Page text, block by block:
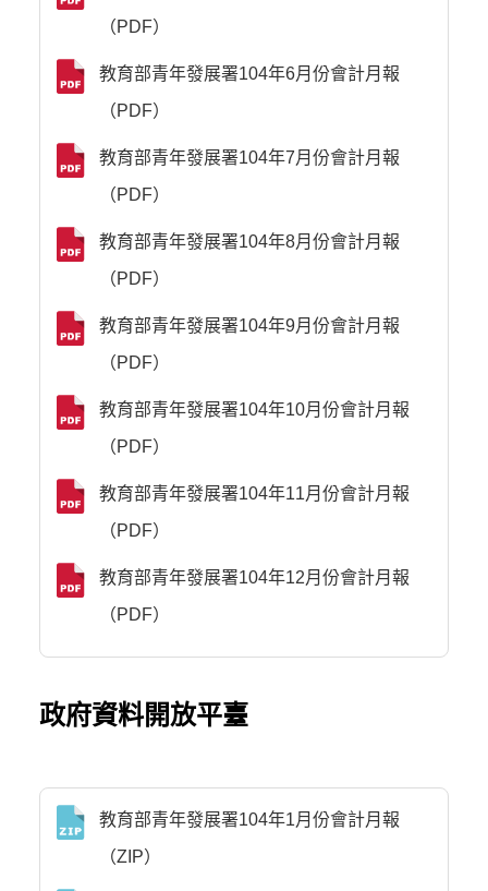
（PDF）
教育部青年發展署104年6月份會計月報
（PDF）
教育部青年發展署104年7月份會計月報
（PDF）
教育部青年發展署104年8月份會計月報
（PDF）
教育部青年發展署104年9月份會計月報
（PDF）
教育部青年發展署104年10月份會計月報
（PDF）
教育部青年發展署104年11月份會計月報
（PDF）
教育部青年發展署104年12月份會計月報
（PDF）
政府資料開放平臺
教育部青年發展署104年1月份會計月報
（ZIP）